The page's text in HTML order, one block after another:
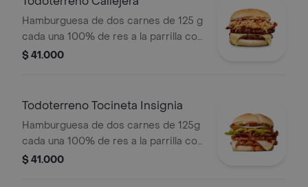
Hamburguesa de dos carnes de 125 g
cada una 100% de res a la parrilla con
salsa bbq, tocineta, queso mozzarella,
$ 41.000
Todoterreno Tocineta Insignia
Hamburguesa de dos carnes de 125g
cada una 100% de res a la parrilla con
salsa BBQ, tocineta, queso
$ 41.000